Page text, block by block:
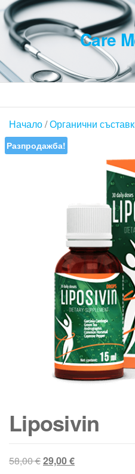
Skip
to
the
content
Care
Търсене
за:
Начало/Органични
Разпродажба!
Liposivin
58,00€Original
29,00€Текущата